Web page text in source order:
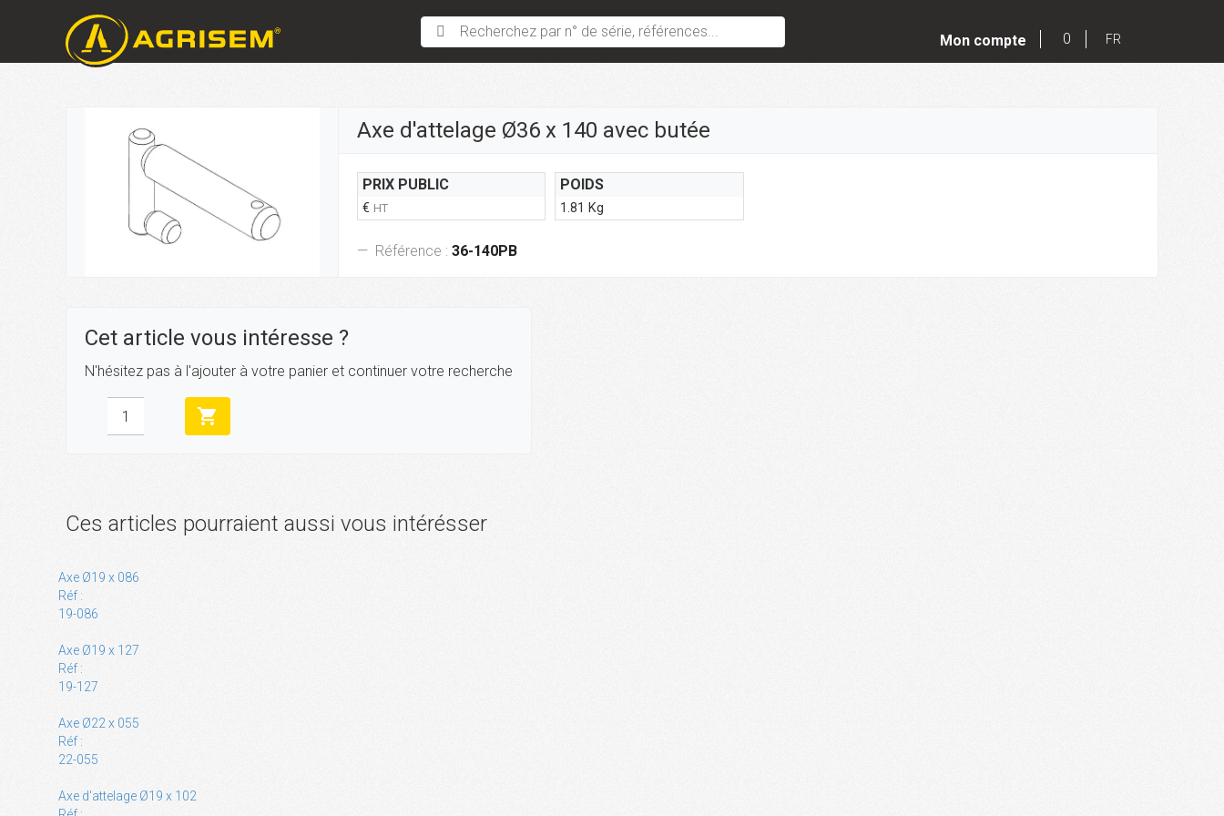
Recherchez par n° de série, références...
Mon compte 0 FR
Axe d'attelage Ø36 x 140 avec butée
PRIX PUBLIC
€ HT
POIDS
1.81 Kg
Référence : 36-140PB
Cet article vous intéresse ?
N'hésitez pas à l'ajouter à votre panier et continuer votre recherche
shopping_cart
Ces articles pourraient aussi vous intérésser
Axe Ø19 x 086
Réf :
19-086
Axe Ø19 x 127
Réf :
19-127
Axe Ø22 x 055
Réf :
22-055
Axe d'attelage Ø19 x 102